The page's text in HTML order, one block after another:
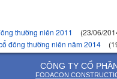
thường niên 2011
(23/06/
đông thường niên năm 2014
CÔNG TY CỔ
FODACON